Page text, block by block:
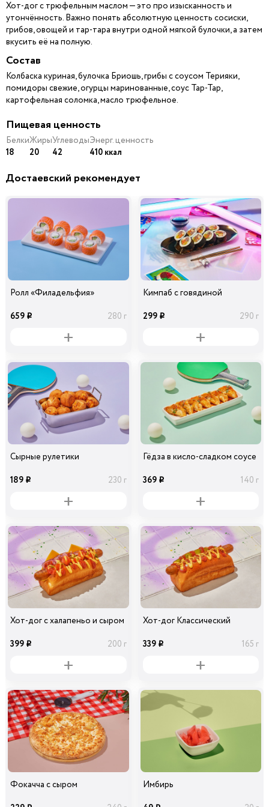
Хот-дог с трюфельным маслом — это про изысканность и
утончённость. Важно понять абсолютную ценность сосиски,
грибов, овощей и тар-тара внутри одной мягкой булочки, а затем
вкусить её на полную.
Состав
Колбаска куриная, булочка Бриошь, грибы с соусом Терияки,
помидоры свежие, огурцы маринованные, cоус Тар-Тар,
картофельная соломка, масло трюфельное.
Пищевая ценность
Белки
18
Жиры
20
Углеводы
42
Энерг. ценность
410 ккал
Достаевский рекомендует
Ролл «Филадельфия»
659 i 280 г
Кимпаб с говядиной
299 i 290 г
Сырные рулетики
189 i 230 г
Гёдза в кисло-сладком соусе
369 i 140 г
Хот-дог с халапеньо и сыром
399 i 200 г
Хот-дог Классический
339 i 165 г
Фокачча с сыром Имбирь